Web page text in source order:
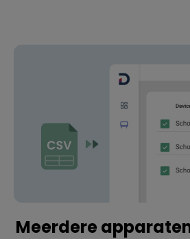
Meerdere